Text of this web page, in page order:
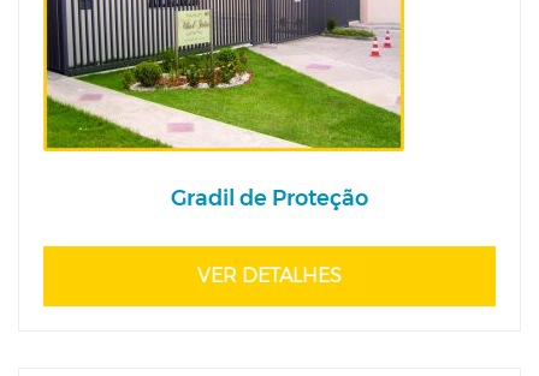
Gradil de Proteção
VER DETALHES